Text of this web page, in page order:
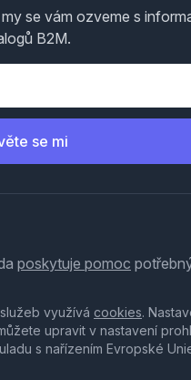
se vám ozveme s
B2M.
se mi
poskytuje pomoc
využívá cookies.
upravit v nastavení
s nařízením Evropské